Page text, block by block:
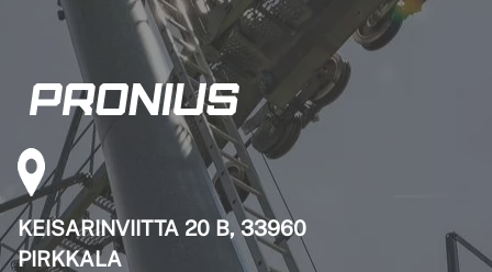
KEISARINVIITTA 20 B, 33960
PIRKKALA